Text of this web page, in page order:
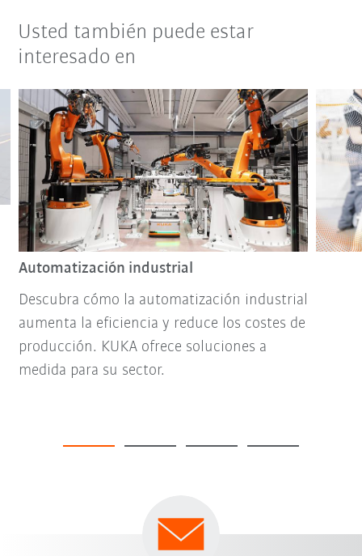
Usted también puede estar
interesado en
Automatización industrial
Descubra cómo la automatización industrial
aumenta la eficiencia y reduce los costes de
producción. KUKA ofrece soluciones a
medida para su sector.